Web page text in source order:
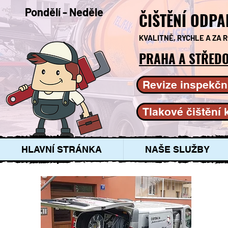
Pondělí - Neděle ČIŠTĚNÍ
KVALITNĚ, RYCHLE A ZA
PRAHA A
Revize
Tlakové čištění
HLAVNÍ STRÁNKA NAŠE SLUŽBY